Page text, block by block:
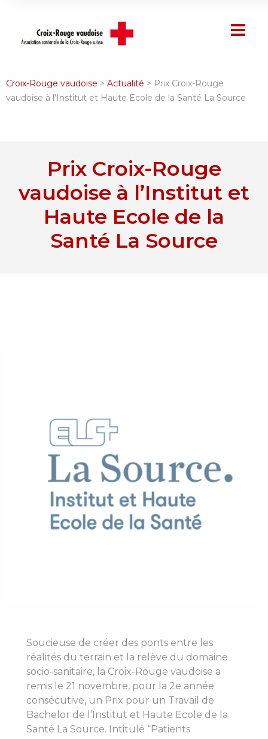
Croix-Rouge vaudoise > Actualité > Prix Croix-Rouge
vaudoise à l’Institut et Haute Ecole de la Santé La Source
Prix Croix-Rouge
vaudoise à l’Institut et
Haute Ecole de la
Santé La Source
Soucieuse de créer des ponts entre les
réalités du terrain et la relève du domaine
socio-sanitaire, la Croix-Rouge vaudoise a
remis le 21 novembre, pour la 2e année
consécutive, un Prix pour un Travail de
Bachelor de l’Institut et Haute Ecole de la
Santé La Source. Intitulé “Patients